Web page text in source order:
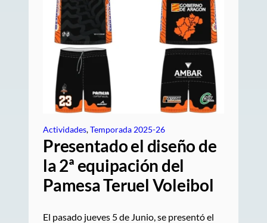
Actividades, Temporada 2025-26
Presentado el diseño de
la 2ª equipación del
Pamesa Teruel Voleibol
El pasado jueves 5 de Junio, se presentó el